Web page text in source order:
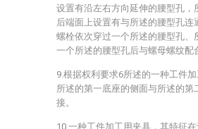
设置有沿左右方向延伸的腰型孔，
后端面上设置有与所述的腰型孔连
螺栓依次穿过一个所述的腰型孔、
一个所述的腰型孔后与螺母螺纹配
9.根据权利要求6所述的一种工件
所述的第一底座的侧面与所述的第
接。
10.一种工件加工用夹具，其特征